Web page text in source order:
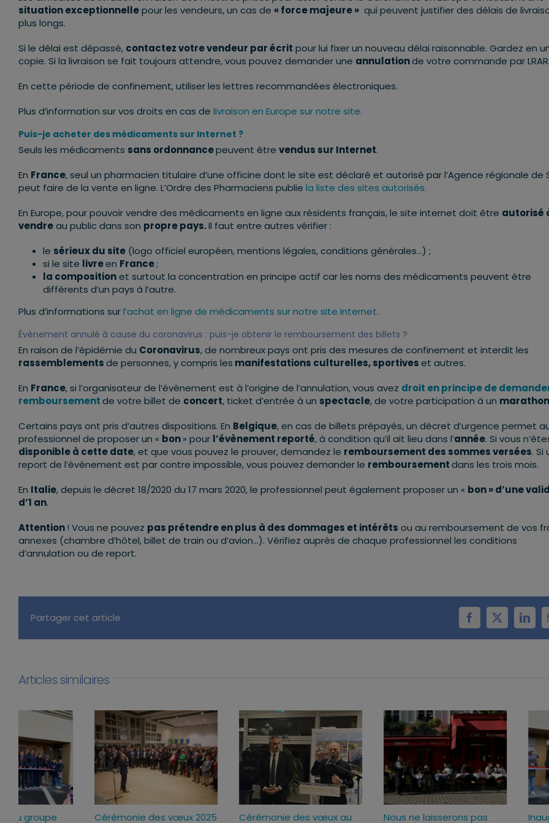
situation exceptionnellepour les vendeurs, un cas de « force majeure » qui peuvent justifier des délais de
plus longs.
Si le délai est dépassé, contactez votre vendeur par écrit pour lui fixer un nouveau délai raisonnable. Gardez en
copie. Si la livraison se fait toujours attendre, vous pouvez demander une annulationde votre commande par LRAR.
En cette période de confinement, utiliser les lettres recommandées électroniques.
Plus d’information sur vos droits en cas de livraison en Europe sur notre site.
Puis-je acheter des médicaments sur Internet ?
Seuls les médicaments sans ordonnancepeuvent être vendus sur Internet.
En France, seul un pharmacien titulaire d’une officine dont le site est déclaré et autorisé par l’Agence régionale de
peut faire de la vente en ligne. L’Ordre des Pharmaciens publie la liste des sites autorisés.
En Europe, pour pouvoir vendre des médicaments en ligne aux résidents français, le site internet doit être autorisé
vendreau public dans son propre pays.Il faut entre autres vérifier :
le sérieux du site (logo officiel européen, mentions légales, conditions générales…) ;
si le site livreen France;
la compositionet surtout la concentration en principe actif car les noms des médicaments peuvent être
différents d’un pays à l’autre.
Plus d’informations surl’achat en ligne de médicaments sur notre site Internet.
Évènement annulé à cause du coronavirus : puis-je obtenir le remboursement des billets ?
En raison de l’épidémie du Coronavirus, de nombreux pays ont pris des mesures de confinement et interdit les
rassemblementsde personnes, y compris les manifestations culturelles, sportiveset autres.
En France, si l’organisateur de l’évènement est à l’origine de l’annulation, vous avez droit en principe de
remboursementde votre billet de concert, ticket d’entrée à un spectacle, de votre participation à un marathon
Certains pays ont pris d’autres dispositions. En Belgique, en cas de billets prépayés, un décret d’urgence permet
professionnel de proposer un « bon» pour l’évènement reporté, à condition qu’il ait lieu dans l’année. Si vous
disponible à cette date, et que vous pouvez le prouver, demandez le remboursement des sommes versées. Si
report de l’évènement est par contre impossible, vous pouvez demander le remboursementdans les trois mois.
En Italie, depuis le décret 18/2020 du 17 mars 2020, le professionnel peut également proposer un « bon » d’une
d’1 an.
Attention! Vous ne pouvez pas prétendre en plus à des dommages et intérêts ou au remboursement de vos
annexes (chambre d’hôtel, billet de train ou d’avion…). Vérifiez auprès de chaque professionnel les conditions
d’annulation ou de report.
Partager cet article Facebook
X
Articles similaires
Inauguration du groupe Cérémonie des vœux 2025 Cérémonie des vœux au Nous ne laisserons